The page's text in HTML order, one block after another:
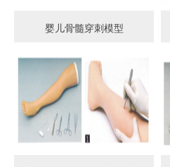
婴儿骨髓穿刺模型